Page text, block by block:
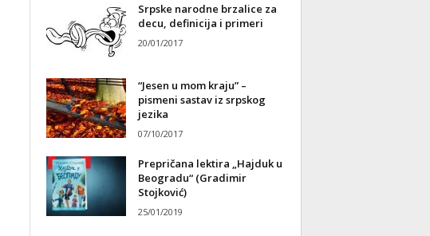
Srpske narodne brzalice za
decu, definicija i primeri
20/01/2017
“Jesen u mom kraju” –
pismeni sastav iz srpskog
jezika
07/10/2017
Prepričana lektira „Hajduk u
Beogradu“ (Gradimir
Stojković)
25/01/2019